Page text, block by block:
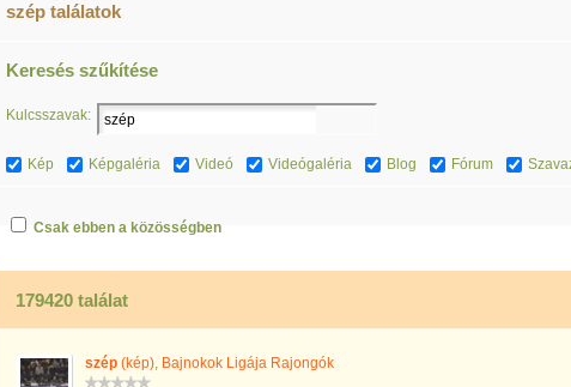
szép találatok
Keresés szűkítése
Kulcsszavak:
Kép Képgaléria Videó Videógaléria Blog Fórum
Csak ebben a közösségben
179420 találat
szép (kép), Bajnokok Ligája Rajongók